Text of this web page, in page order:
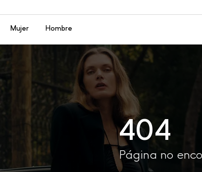
Menú
Mujer Hombre
404
Página no